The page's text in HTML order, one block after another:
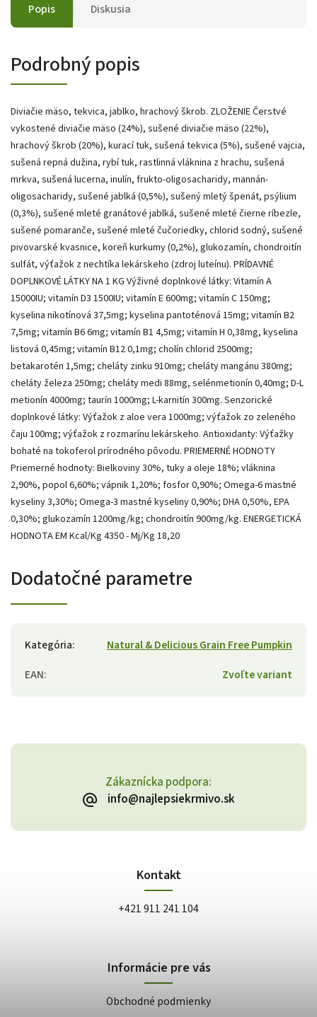
Popis Diskusia
Podrobný popis
Diviačie mäso, tekvica, jablko, hrachový škrob. ZLOŽENIE Čerstvé
vykostené diviačie mäso (24%), sušené diviačie mäso (22%),
hrachový škrob (20%), kurací tuk, sušená tekvica (5%), sušené vajcia,
sušená repná dužina, rybí tuk, rastlinná vláknina z hrachu, sušená
mrkva, sušená lucerna, inulín, frukto-oligosacharidy, mannán-
oligosacharidy, sušené jablká (0,5%), sušený mletý špenát, psýlium
(0,3%), sušené mleté granátové jablká, sušené mleté čierne ríbezle,
sušené pomaranče, sušené mleté čučoriedky, chlorid sodný, sušené
pivovarské kvasnice, koreň kurkumy (0,2%), glukozamín, chondroitín
sulfát, výťažok z nechtíka lekárskeho (zdroj luteínu). PRÍDAVNÉ
DOPLNKOVÉ LÁTKY NA 1 KG Výživné doplnkové látky: Vitamín A
15000IU; vitamín D3 1500IU; vitamín E 600mg; vitamín C 150mg;
kyselina nikotínová 37,5mg; kyselina pantoténová 15mg; vitamín B2
7,5mg; vitamín B6 6mg; vitamín B1 4,5mg; vitamín H 0,38mg, kyselina
listová 0,45mg; vitamín B12 0,1mg; cholín chlorid 2500mg;
betakarotén 1,5mg; cheláty zinku 910mg; cheláty mangánu 380mg;
cheláty železa 250mg; cheláty medi 88mg, selénmetionín 0,40mg; D-L
metionín 4000mg; taurín 1000mg; L-karnitín 300mg. Senzorické
doplnkové látky: Výťažok z aloe vera 1000mg; výťažok zo zeleného
čaju 100mg; výťažok z rozmarínu lekárskeho. Antioxidanty: Výťažky
bohaté na tokoferol prírodného pôvodu. PRIEMERNÉ HODNOTY
Priemerné hodnoty: Bielkoviny 30%, tuky a oleje 18%; vláknina
2,90%, popol 6,60%; vápnik 1,20%; fosfor 0,90%; Omega-6 mastné
kyseliny 3,30%; Omega-3 mastné kyseliny 0,90%; DHA 0,50%, EPA
0,30%; glukozamín 1200mg/kg; chondroitín 900mg/kg. ENERGETICKÁ
HODNOTA EM Kcal/Kg 4350 - Mj/Kg 18,20
Dodatočné parametre
Kategória:
Natural & Delicious Grain Free Pumpkin
EAN: Zvoľte variant
Zákaznícka podpora:
info@najlepsiekrmivo.sk
Kontakt
+421 911 241 104
Informácie pre vás
Obchodné podmienky